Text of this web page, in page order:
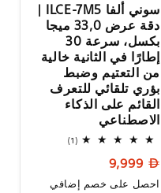
سوني ألفا ILCE-7M5 |
دقة عرض 33,0 ميجا
بكسل، سرعة 30
إطارًا في الثانية خالية
من التعتيم وضبط
بؤري تلقائي للتعرف
القائم على الذكاء
الاصطناعي
(1)
1
السعر
العادي
احصل على خصم إضافي